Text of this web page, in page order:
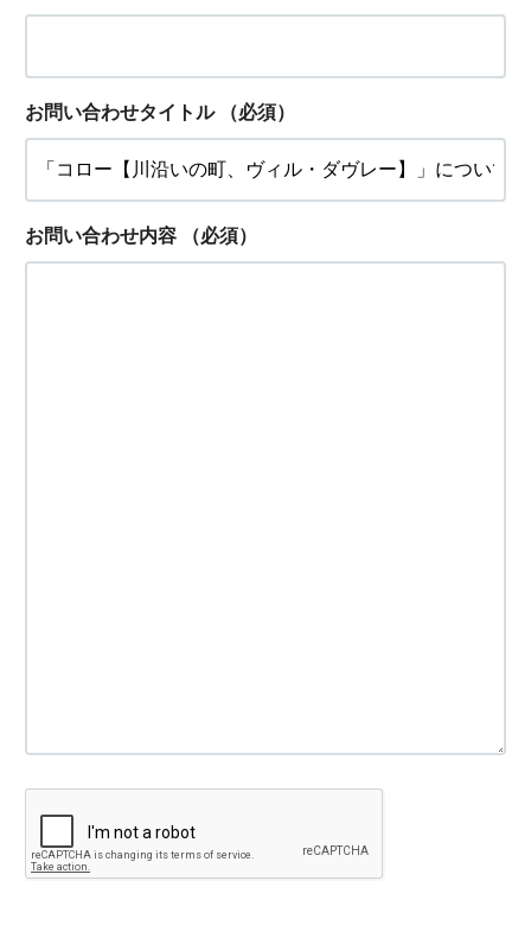
お問い合わせタイトル （必須）
お問い合わせ内容 （必須）